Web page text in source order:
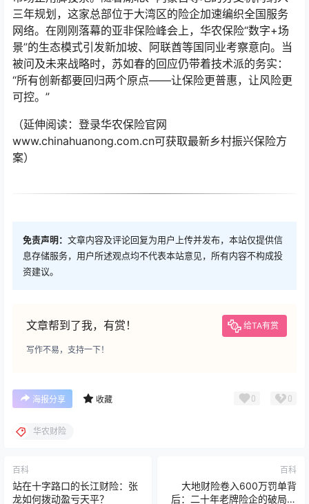
三年规划，这家总部位于大湾区的险企加速编织全国服务
网络。在刚刚落幕的亚非保险峰会上，华农保险“数字+场
景”的生态模式引发新加坡、阿联酋等国同业考察意向。当
被问及未来战略时，苏如春的回应仍带着技术派的务实：
“所有创新都要回归两个原点——让保险更普惠，让风险更
可控。”
（延伸阅读：登录华农保险官网
www.chinahuanong.com.cn可获取最新乡村振兴保险方
案）
免责声明： 文章内容及评论回复为用户上传并发布，本站仅提供信
息存储服务，用户所述观点均不代表本站意见，所有内容不构成投
资建议。
文章帮到了我，有赏！ 给TA有赏
写作不易，支持一下！
海报分享 收藏 0 0
华农财险
百科
站在十字路口的长江财险：张
龙如何拨动盈亏天平？
百科
大地财险卷入600万罚单背
后：二十年老牌险企的破局之